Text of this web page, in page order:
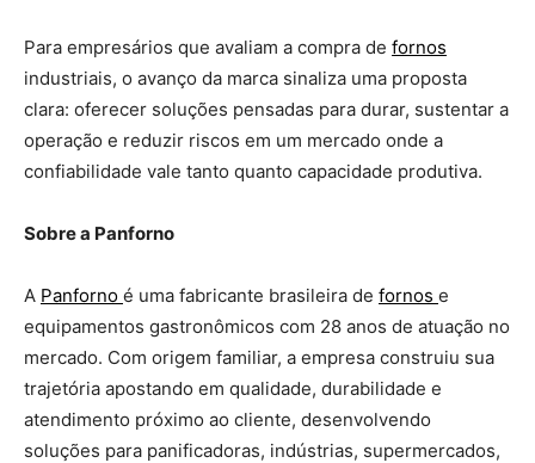
Para empresários que avaliam a compra de fornos
industriais, o avanço da marca sinaliza uma proposta
clara: oferecer soluções pensadas para durar, sustentar a
operação e reduzir riscos em um mercado onde a
confiabilidade vale tanto quanto capacidade produtiva.
Sobre a Panforno
A Panforno é uma fabricante brasileira de fornos e
equipamentos gastronômicos com 28 anos de atuação no
mercado. Com origem familiar, a empresa construiu sua
trajetória apostando em qualidade, durabilidade e
atendimento próximo ao cliente, desenvolvendo
soluções para panificadoras, indústrias, supermercados,